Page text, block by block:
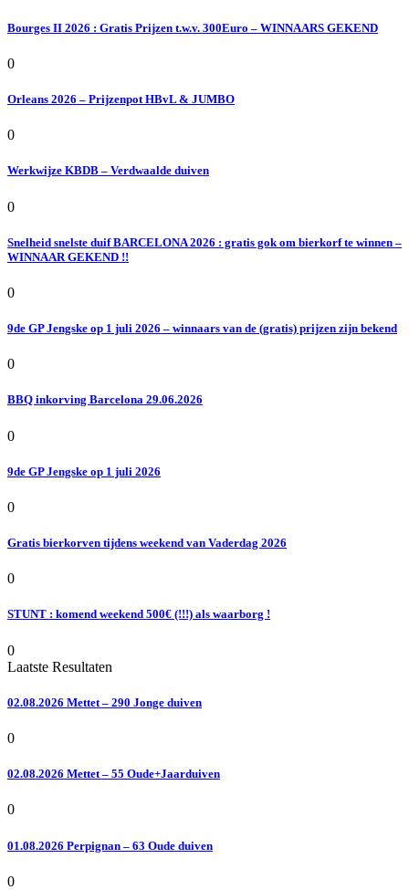
Bourges II 2026 : Gratis Prijzen t.w.v. 300Euro – WINNAARS GEKEND
0
Orleans 2026 – Prijzenpot HBvL & JUMBO
0
Werkwijze KBDB – Verdwaalde duiven
0
Snelheid snelste duif BARCELONA 2026 : gratis gok om bierkorf te winnen –
WINNAAR GEKEND !!
0
9de GP Jengske op 1 juli 2026 – winnaars van de (gratis) prijzen zijn bekend
0
BBQ inkorving Barcelona 29.06.2026
0
9de GP Jengske op 1 juli 2026
0
Gratis bierkorven tijdens weekend van Vaderdag 2026
0
STUNT : komend weekend 500€ (!!!) als waarborg !
0
Laatste Resultaten
02.08.2026 Mettet – 290 Jonge duiven
0
02.08.2026 Mettet – 55 Oude+Jaarduiven
0
01.08.2026 Perpignan – 63 Oude duiven
0